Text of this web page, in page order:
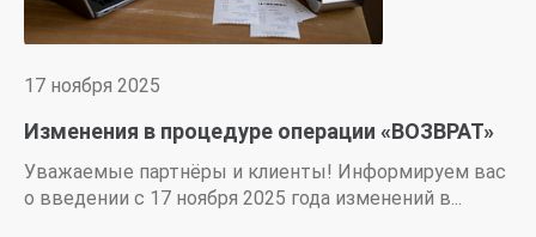
17 ноября 2025
Изменения в процедуре операции «ВОЗВРАТ»
Уважаемые партнёры и клиенты! Информируем вас
о введении с 17 ноября 2025 года изменений в...